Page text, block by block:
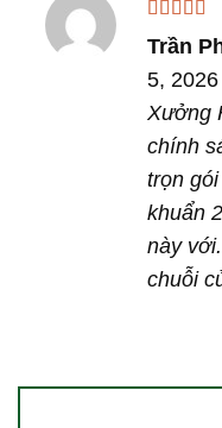
Được xếp
hạng5 5
Trần
5, 2026
Xưởng
chính
trọn
khuẩn
này
chuỗi